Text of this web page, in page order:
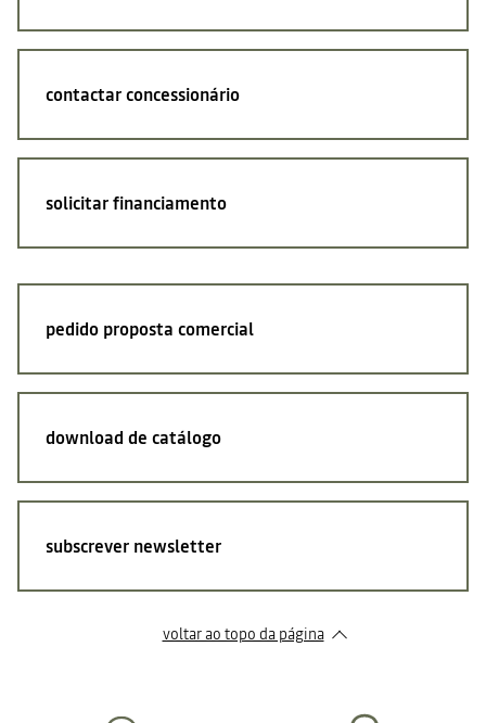
contactarconcessionário
solicitarfinanciamento
pedido proposta comercial
download de catálogo
subscrever newsletter
voltar ao topo da página